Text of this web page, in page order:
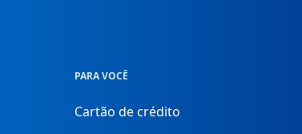
PARA VOCÊ
Cartão de crédito